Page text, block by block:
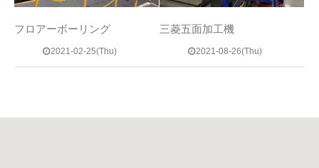
フロアーボーリング
2021-02-25(Thu)
三菱五面加工機
2021-08-26(Thu)